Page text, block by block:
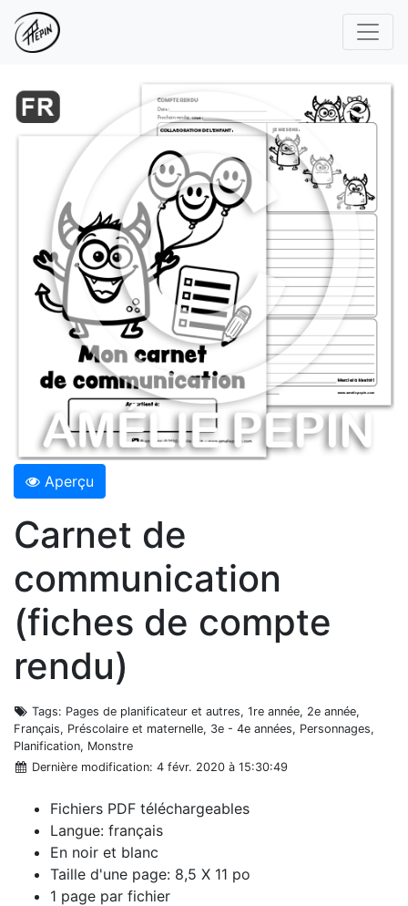
Aperçu
Carnet de
communication
(fiches de compte
rendu)
Tags: Pages de planificateur et autres, 1re année, 2e année,
Français, Préscolaire et maternelle, 3e - 4e années, Personnages,
Planification, Monstre
Dernière modification: 4 févr. 2020 à 15:30:49
Fichiers PDF téléchargeables
Langue: français
En noir et blanc
Taille d'une page: 8,5 X 11 po
1 page par fichier